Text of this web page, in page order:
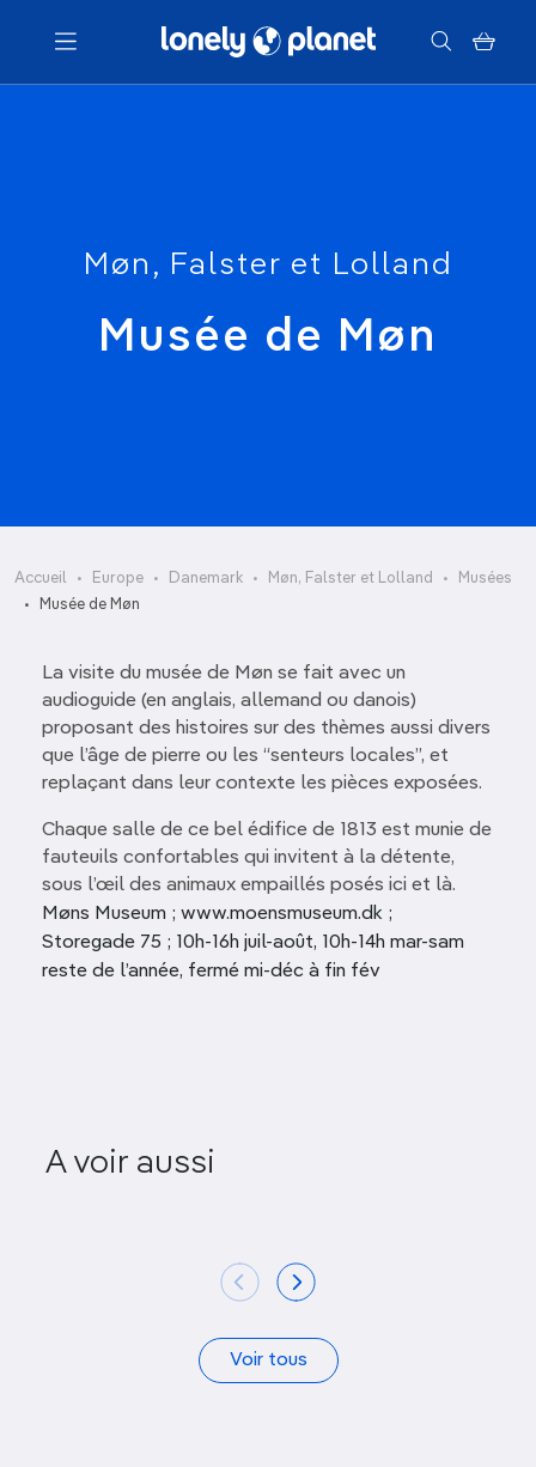
Menu
Møn, Falster et Lolland
Musée de Møn
Accueil Europe Danemark Møn, Falster et Lolland
Musées
Musée de Møn
La visite du musée de Møn se fait avec un
audioguide (en anglais, allemand ou danois)
proposant des histoires sur des thèmes aussi divers
que l’âge de pierre ou les “senteurs locales”, et
replaçant dans leur contexte les pièces exposées.
Chaque salle de ce bel édifice de 1813 est munie de
fauteuils confortables qui invitent à la détente,
sous l’œil des animaux empaillés posés ici et là.
Møns Museum ; www.moensmuseum.dk ;
Storegade 75 ; 10h-16h juil-août, 10h-14h mar-sam
reste de l’année, fermé mi-déc à fin fév
A voir aussi
Thorsvang
Voir tous